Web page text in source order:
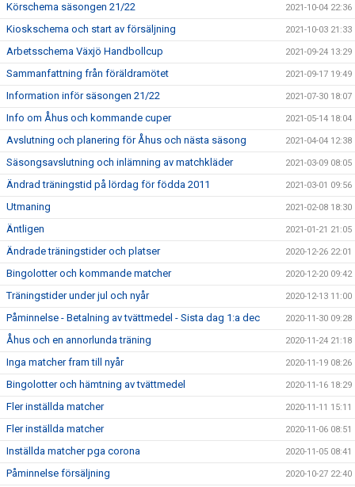
Körschema säsongen 21/22 2021-10-04 22:36
Kioskschema och start av försäljning 2021-10-03 21:33
Arbetsschema Växjö Handbollcup 2021-09-24 13:29
Sammanfattning från föräldramötet 2021-09-17 19:49
Information inför säsongen 21/22 2021-07-30 18:07
Info om Åhus och kommande cuper 2021-05-14 18:04
Avslutning och planering för Åhus och nästa säsong 2021-04-04 12:38
Säsongsavslutning och inlämning av matchkläder 2021-03-09 08:05
Ändrad träningstid på lördag för födda 2011 2021-03-01 09:56
Utmaning 2021-02-08 18:30
Äntligen 2021-01-21 21:05
Ändrade träningstider och platser 2020-12-26 22:01
Bingolotter och kommande matcher 2020-12-20 09:42
Träningstider under jul och nyår 2020-12-13 11:00
Påminnelse - Betalning av tvättmedel - Sista dag 1:a dec 2020-11-30 09:28
Åhus och en annorlunda träning 2020-11-24 21:18
Inga matcher fram till nyår 2020-11-19 08:26
Bingolotter och hämtning av tvättmedel 2020-11-16 18:29
Fler inställda matcher 2020-11-11 15:11
Fler inställda matcher 2020-11-06 08:51
Inställda matcher pga corona 2020-11-05 08:41
Påminnelse försäljning 2020-10-27 22:40